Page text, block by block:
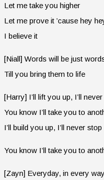
Let me take you higher
Let me prove it ’cause hey
I believe it
[Niall] Words will be just
Till you bring them to life
[Harry] I’ll lift you up, I’ll
You know I’ll take you to
I’ll build you up, I’ll never stop
You know I’ll take you to
[Zayn] Everyday, in every